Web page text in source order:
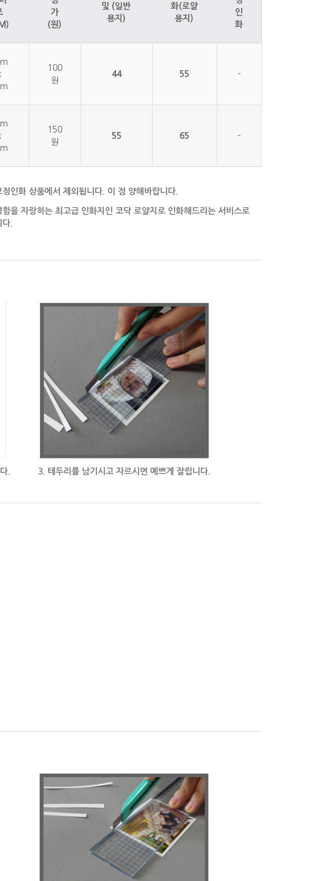
가
(원)
및 (일반
용지)
화(로얄
용지)
인
화
100
원
44 55 –
150
원
55 65 –
정인화 상품에서 제외됩니다. 이 점 양해바랍니다.
을 자랑하는 최고급 인화지인 코닥 로얄지로 인화해드리는 서비스로
니다.
. 3. 테두리를 남기시고 자르시면 예쁘게 잘립니다.